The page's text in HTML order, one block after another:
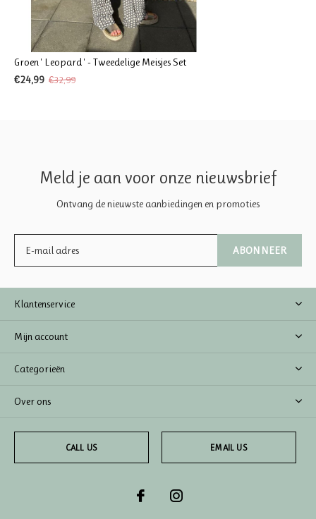
Groen ' Leopard ' - Tweedelige Meisjes Set
€24,99 €32,99
Meld je aan voor onze nieuwsbrief
Ontvang de nieuwste aanbiedingen en promoties
ABONNEER
Klantenservice
Mijn account
Categorieën
Over ons
CALL US EMAIL US